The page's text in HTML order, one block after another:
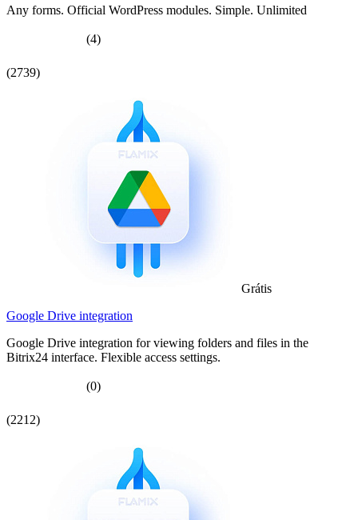
Any forms. Official WordPress modules. Simple. Unlimited
(4)
(2739)
Grátis
Google Drive integration
Google Drive integration for viewing folders and files in the
Bitrix24 interface. Flexible access settings.
(0)
(2212)